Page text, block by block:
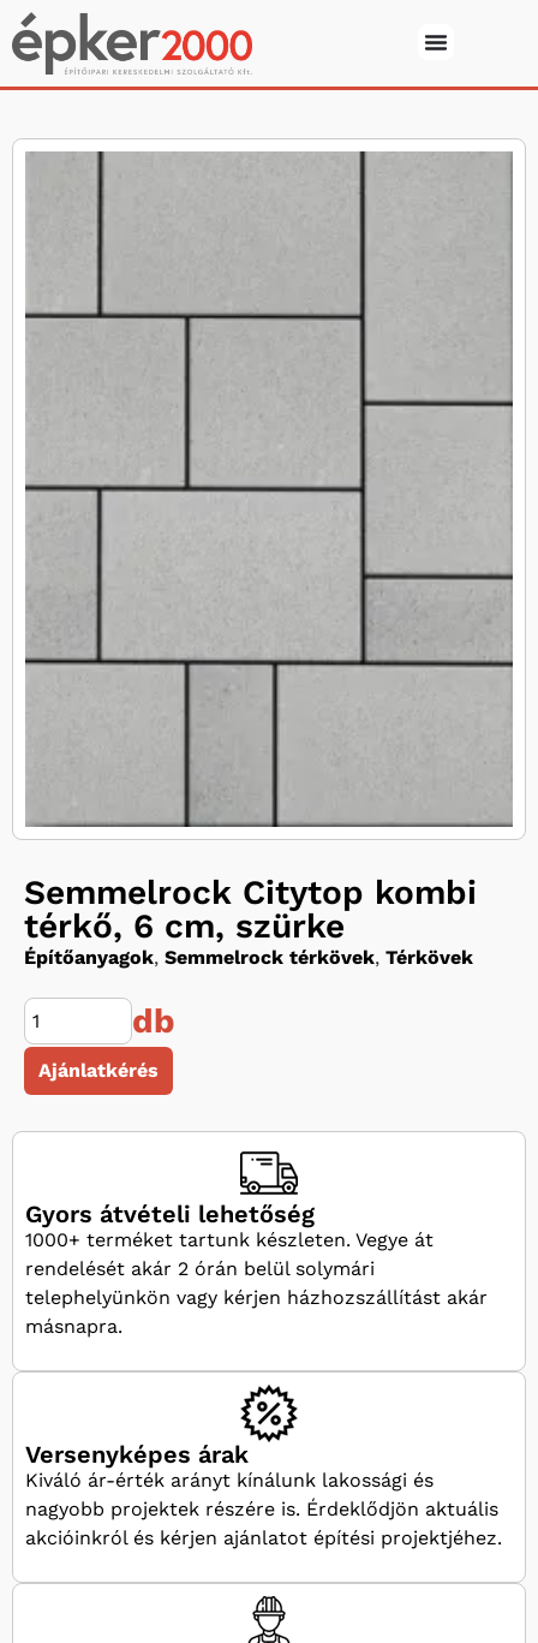
Semmelrock Citytop kombi
térkő, 6 cm, szürke
Építőanyagok, Semmelrock térkövek, Térkövek
db
Ajánlatkérés
Gyors átvételi lehetőség
1000+ terméket tartunk készleten. Vegye át
rendelését akár 2 órán belül solymári
telephelyünkön vagy kérjen házhozszállítást akár
másnapra.
Versenyképes árak
Kiváló ár-érték arányt kínálunk lakossági és
nagyobb projektek részére is. Érdeklődjön aktuális
akcióinkról és kérjen ajánlatot építési projektjéhez.